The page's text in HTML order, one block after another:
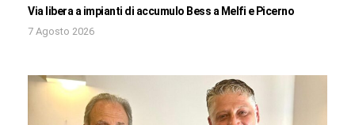
Via libera a impianti di accumulo Bess a Melfi e Picerno
7 Agosto 2026